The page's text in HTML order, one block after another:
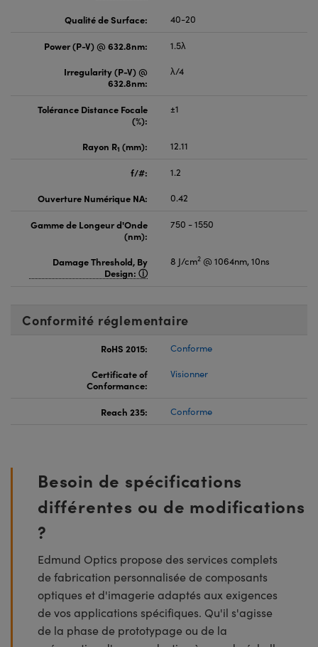
Qualité de Surface: 40-20
Power (P-V) @ 632.8nm:
1.5λ
Irregularity (P-V) @
632.8nm:
λ/4
Tolérance Distance Focale
(%):
±1
Rayon R1 (mm): 12.11
f/#:
1.2
Ouverture Numérique NA:
0.42
Gamme de Longeur d'Onde
(nm):
750 - 1550
Damage Threshold, By
Design:
8 J/cm2 @ 1064nm, 10ns
Conformité réglementaire
RoHS 2015:
Conforme
Certificate of
Conformance:
Visionner
Reach 235: Conforme
Besoin de spécifications
différentes ou de modifications
?
Edmund Optics propose des services complets
de fabrication personnalisée de composants
optiques et d'imagerie adaptés aux exigences
de vos applications spécifiques. Qu'il s'agisse
de la phase de prototypage ou de la